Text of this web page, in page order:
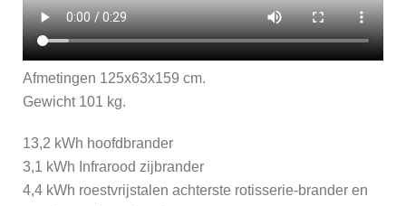
Afmetingen 125x63x159 cm.
Gewicht 101 kg.
13,2 kWh hoofdbrander
3,1 kWh Infrarood zijbrander
4,4 kWh roestvrijstalen achterste rotisserie-brander en